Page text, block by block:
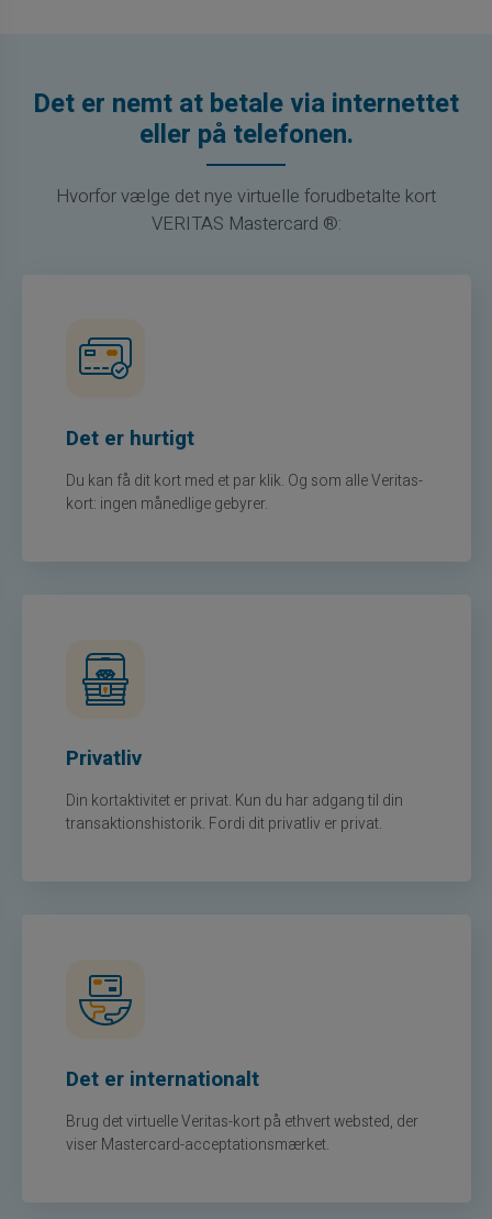
Det er nemt at betale via internettet
eller på telefonen.
Hvorfor vælge det nye virtuelle forudbetalte kort
VERITAS Mastercard ®:
Det er hurtigt
Du kan få dit kort med et par klik. Og som alle Veritas-
kort: ingen månedlige gebyrer.
Privatliv
Din kortaktivitet er privat. Kun du har adgang til din
transaktionshistorik. Fordi dit privatliv er privat.
Det er internationalt
Brug det virtuelle Veritas-kort på ethvert websted, der
viser Mastercard-acceptationsmærket.